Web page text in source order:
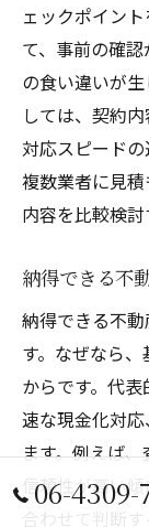
ェックポイン
て、事前の確
の食い違いが
しては、契約
対応スピードの
複数業者に見
内容を比較検討
納得できる不
納得できる不
す。なぜなら
からです。代表
速な現金化対応
ます。例えば
信頼性が高い
合わせて判断
06-4309-